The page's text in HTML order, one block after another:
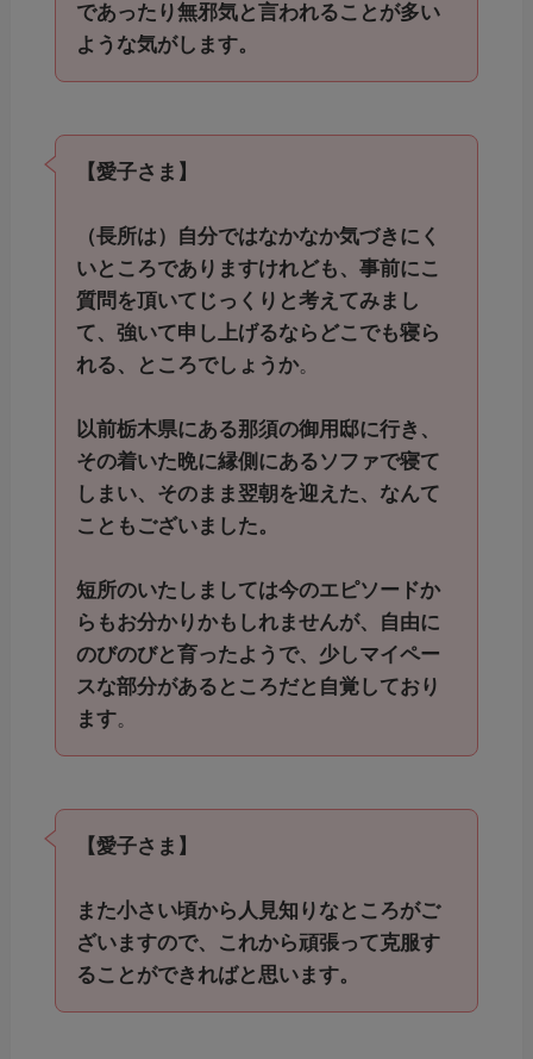
であったり無邪気と言われることが多い
ような気がします。
【愛子さま】
（長所は）自分ではなかなか気づきにく
いところでありますけれども、事前にこ
質問を頂いてじっくりと考えてみまし
て、強いて申し上げるならどこでも寝ら
れる、ところでしょうか。
以前栃木県にある那須の御用邸に行き、
その着いた晩に縁側にあるソファで寝て
しまい、そのまま翌朝を迎えた、なんて
こともございました。
短所のいたしましては今のエピソードか
らもお分かりかもしれませんが、自由に
のびのびと育ったようで、少しマイペー
スな部分があるところだと自覚しており
ます。
【愛子さま】
また小さい頃から人見知りなところがご
ざいますので、これから頑張って克服す
ることができればと思います。